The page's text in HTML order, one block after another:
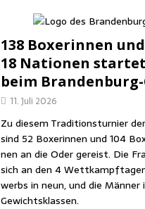
138 Boxe­rin­nen
18 Natio­nen
beim Brandenburg-
11. Juli 2026
Zu die­sem Tra­di­ti­ons­tur­nier
sind 52 Boxe­rin­nen und 104
nen an die Oder gereist. Die
sich an den 4
werbs in neun, und die Män­ner
Gewichtsklassen.